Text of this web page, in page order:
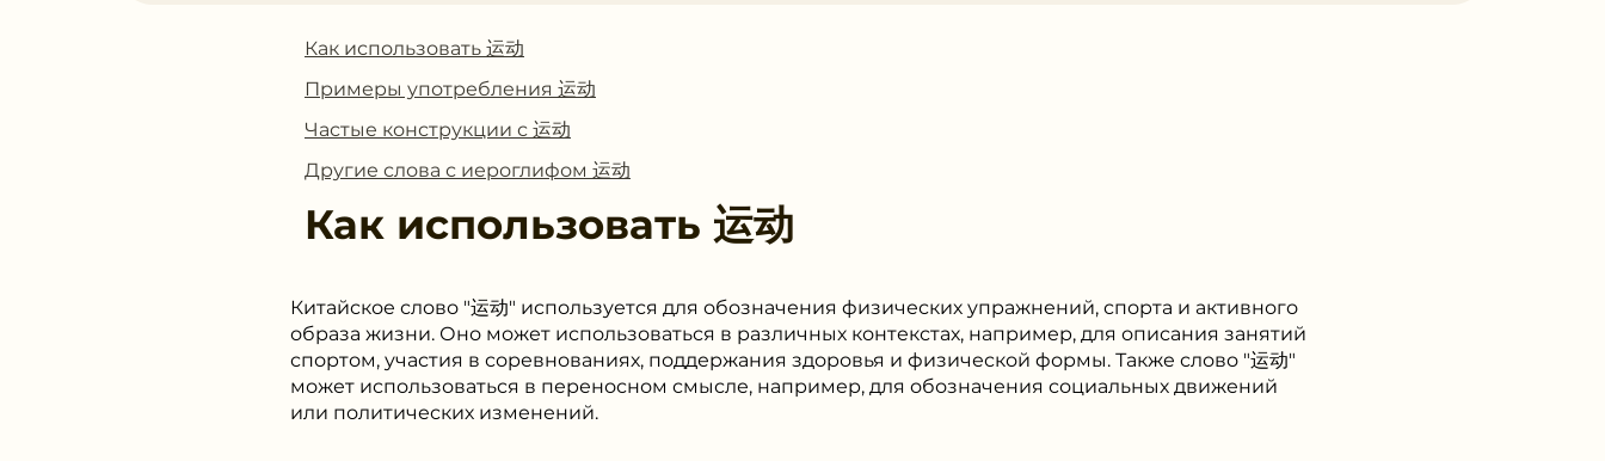
Как использовать 运动
Примеры употребления 运动
Частые конструкции с 运动
Другие слова с иероглифом 运动
Как использовать 运动
Китайское слово "运动" используется для обозначения физических упражнений, спорта и активного
образа жизни. Оно может использоваться в различных контекстах, например, для описания занятий
спортом, участия в соревнованиях, поддержания здоровья и физической формы. Также слово "运动"
может использоваться в переносном смысле, например, для обозначения социальных движений
или политических изменений.